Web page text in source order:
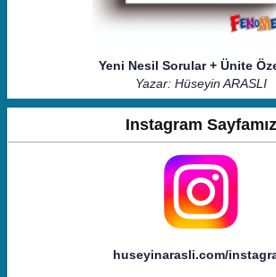
Yeni Nesil Sorular + Ünite
Yazar: Hüseyin ARASLI
Instagram Sayfamız
huseyinarasli.com/